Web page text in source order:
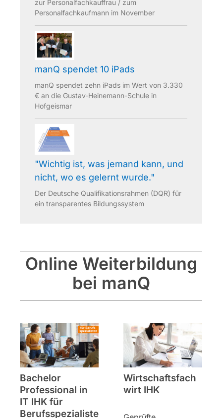
zur Personalfachkauffrau / zum
Personalfachkaufmann im November
manQ spendet 10 iPads
manQ spendet zehn iPads im Wert von 3.330
€ an die Gustav-Heinemann-Schule in
Hofgeismar
"Wichtig ist, was jemand kann, und
nicht, wo es gelernt wurde."
Der Deutsche Qualifikationsrahmen (DQR) für
ein transparentes Bildungssystem
Online Weiterbildung
bei manQ
Bachelor
Professional in
IT IHK für
Berufsspezialiste
Wirtschaftsfach
wirt IHK